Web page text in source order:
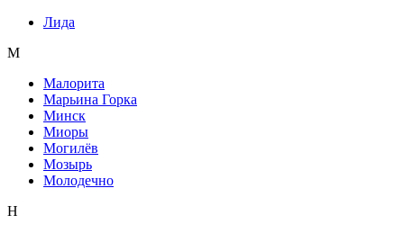
Лида
М
Малорита
Марьина Горка
Минск
Миоры
Могилёв
Мозырь
Молодечно
Н